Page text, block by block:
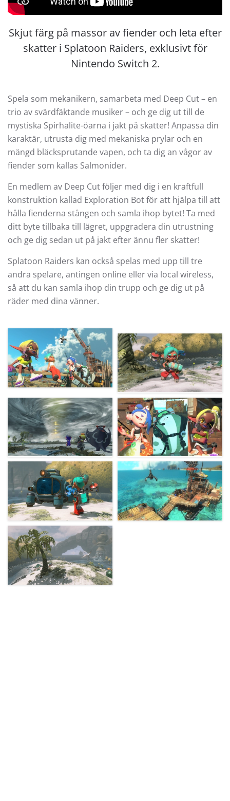
Skjut färg på massor av fiender och leta efter
skatter i Splatoon Raiders, exklusivt för
Nintendo Switch 2.
Spela som mekanikern, samarbeta med Deep Cut – en
trio av svärdfäktande musiker – och ge dig ut till de
mystiska Spirhalite-öarna i jakt på skatter! Anpassa din
karaktär, utrusta dig med mekaniska prylar och en
mängd bläcksprutande vapen, och ta dig an vågor av
fiender som kallas Salmonider.
En medlem av Deep Cut följer med dig i en kraftfull
konstruktion kallad Exploration Bot för att hjälpa till att
hålla fienderna stången och samla ihop bytet! Ta med
ditt byte tillbaka till lägret, uppgradera din utrustning
och ge dig sedan ut på jakt efter ännu fler skatter!
Splatoon Raiders kan också spelas med upp till tre
andra spelare, antingen online eller via local wireless,
så att du kan samla ihop din trupp och ge dig ut på
räder med dina vänner.